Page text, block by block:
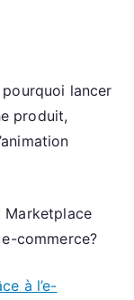
pourquoi lancer
produit,
Marketplace
commerce?
à l’e-